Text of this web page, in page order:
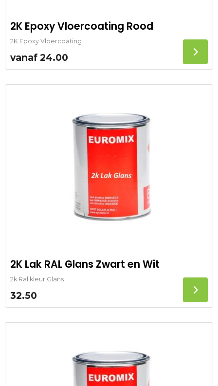
2K Epoxy Vloercoating Rood
2K Epoxy Vloercoating
vanaf 24.00
2K Lak RAL Glans Zwart en Wit
2k Ral kleur Glans
32.50